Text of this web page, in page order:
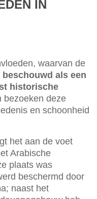
IN
waarvan de
als een
historische
bezoeken deze
en schoonheid
het aan de voet
Arabische
plaats was
beschermd door
naast het